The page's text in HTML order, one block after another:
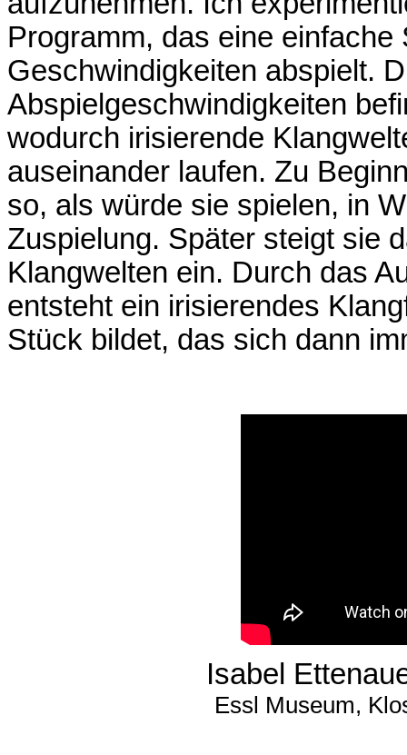
Programm, das eine
Geschwindigkeiten abspielt.
Abspielgeschwindigkeiten
wodurch irisierende
auseinander laufen. Zu
so, als würde sie spielen, in
Zuspielung. Später steigt sie
Klangwelten ein. Durch das
entsteht ein irisierendes
Stück bildet, das sich dann
Isabel
Essl Museum,